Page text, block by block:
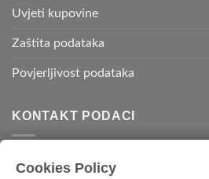
Uvjeti kupovine
Zaštita podataka
Povjerljivost podataka
KONTAKT PODACI
Cookies Policy